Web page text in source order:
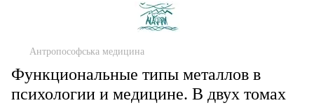
Антропософська медицина
Функциональные типы металлов в
психологии и медицине. В двух томах